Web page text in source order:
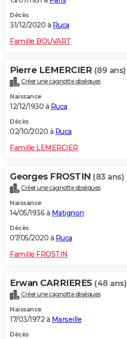
Décès
31/12/2020 à Ruca
Famille BOUVART
Pierre LEMERCIER (89 ans)
Créer une cagnotte obsèques
Naissance
12/12/1930 à Ruca
Décès
02/10/2020 à Ruca
Famille LEMERCIER
Georges FROSTIN (83 ans)
Créer une cagnotte obsèques
Naissance
14/05/1936 à Matignon
Décès
07/05/2020 à Ruca
Famille FROSTIN
Erwan CARRIERES (48 ans)
Créer une cagnotte obsèques
Naissance
17/03/1972 à Marseille
Décès